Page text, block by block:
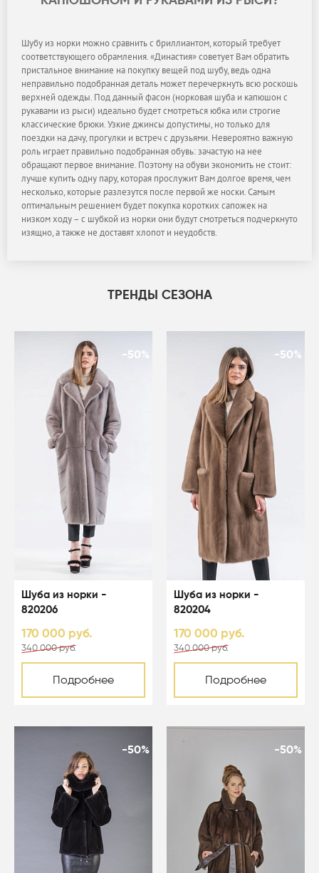
Шубу из норки можно сравнить с бриллиантом, который требует
соответствующего обрамления. «Династия» советует Вам обратить
пристальное внимание на покупку вещей под шубу, ведь одна
неправильно подобранная деталь может перечеркнуть всю роскошь
верхней одежды. Под данный фасон (норковая шуба и капюшон с
рукавами из рыси) идеально будет смотреться юбка или строгие
классические брюки. Узкие джинсы допустимы, но только для
поездки на дачу, прогулки и встреч с друзьями. Невероятно важную
роль играет правильно подобранная обувь: зачастую на нее
обращают первое внимание. Поэтому на обуви экономить не стоит:
лучше купить одну пару, которая прослужит Вам долгое время, чем
несколько, которые разлезутся после первой же носки. Самым
оптимальным решением будет покупка коротких сапожек на
низком ходу – с шубкой из норки они будут смотреться подчеркнуто
изящно, а также не доставят хлопот и неудобств.
ТРЕНДЫ СЕЗОНА
-50%
Шуба из норки -
820206
170 000 руб.
340 000 руб.
Подробнее
-50%
Шуба из норки -
820204
170 000 руб.
340 000 руб.
Подробнее
-50% -50%